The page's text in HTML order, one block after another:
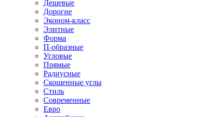
Дешевые
Дорогие
Эконом-класс
Элитные
Форма
П-образные
Угловые
Прямые
Радиусные
Скошенные углы
Стиль
Современные
Евро